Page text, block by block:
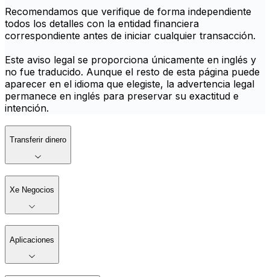
Recomendamos que verifique de forma independiente
todos los detalles con la entidad financiera
correspondiente antes de iniciar cualquier transacción.
Este aviso legal se proporciona únicamente en inglés y
no fue traducido. Aunque el resto de esta página puede
aparecer en el idioma que elegiste, la advertencia legal
permanece en inglés para preservar su exactitud e
intención.
Transferir dinero
Xe Negocios
Aplicaciones